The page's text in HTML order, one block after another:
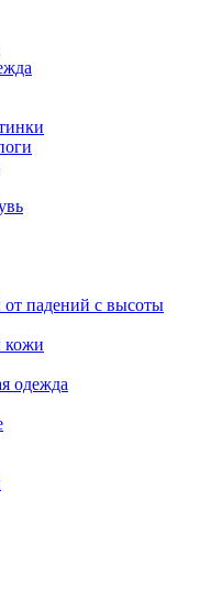
падений с высоты
кожи
одежда